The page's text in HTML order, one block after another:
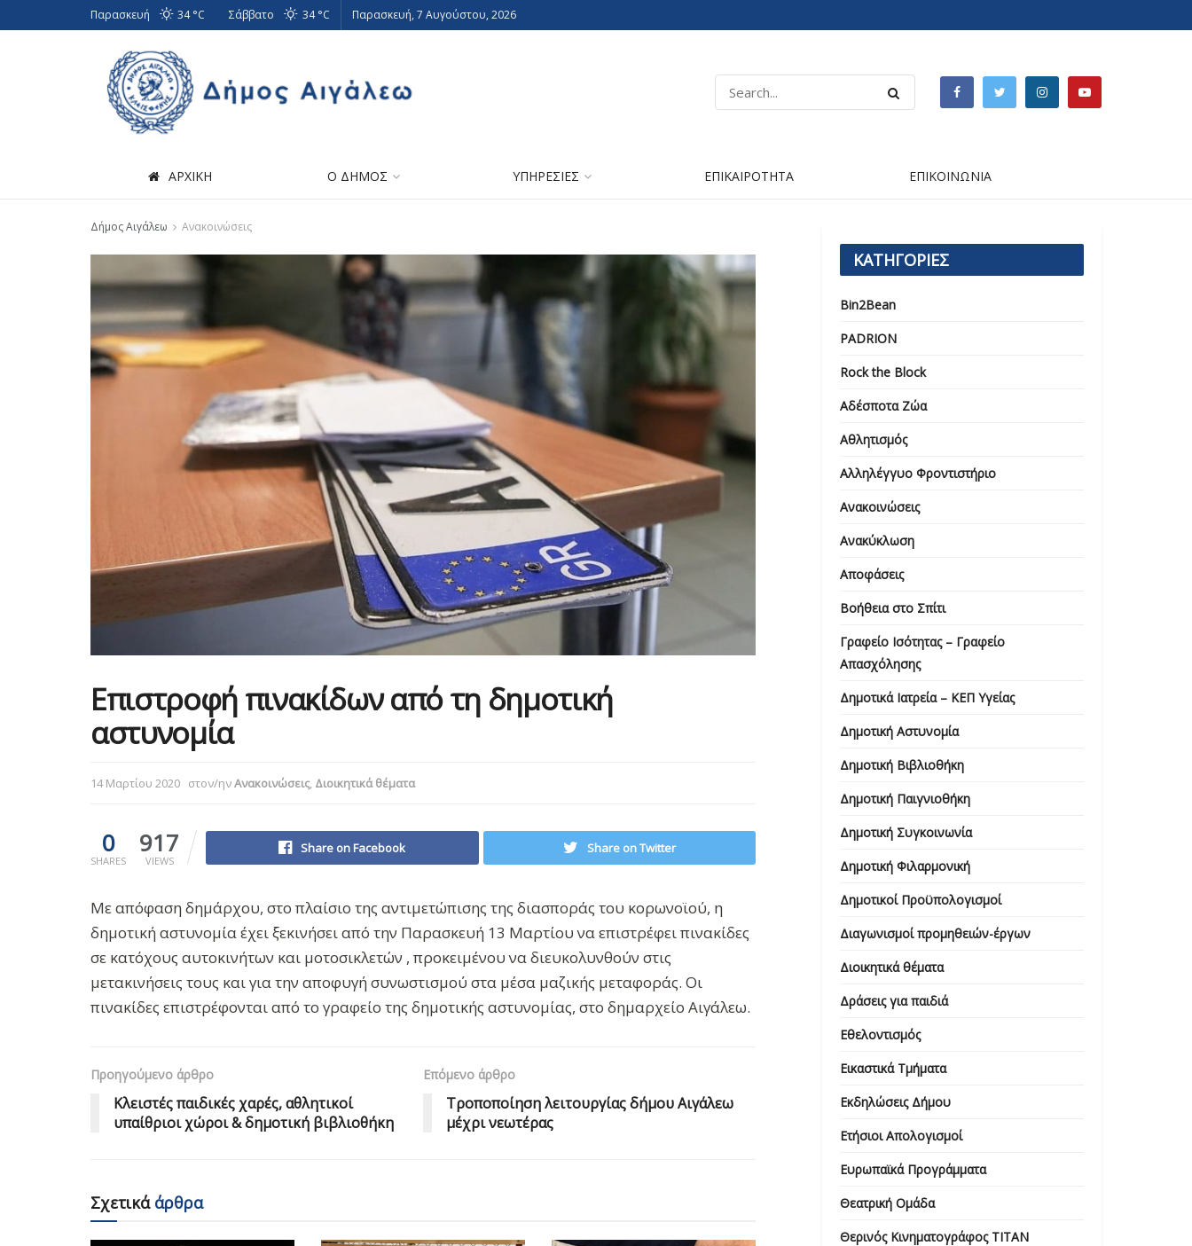
Παρασκευή 34 °C Σάββατο 34 °C Παρασκευή, 7 Αυγούστου, 2026
ΑΡΧΙΚΗ Ο ΔΗΜΟΣ ΥΠΗΡΕΣΙΕΣ ΕΠΙΚΑΙΡΟΤΗΤΑ ΕΠΙΚΟΙΝΩΝΙΑ
Δήμος Αιγάλεω Ανακοινώσεις
Επιστροφή πινακίδων από τη δημοτική
αστυνομία
14 Μαρτίου 2020 στον/ηνΑνακοινώσεις, Διοικητικά θέματα
0
SHARES
917
VIEWS
Share on Facebook Share on Twitter
Με απόφαση δημάρχου, στο πλαίσιο της αντιμετώπισης της διασποράς του κορωνοϊού, η
δημοτική αστυνομία έχει ξεκινήσει από την Παρασκευή 13 Μαρτίου να επιστρέφει πινακίδες
σε κατόχους αυτοκινήτων και μοτοσικλετών , προκειμένου να διευκολυνθούν στις
μετακινήσεις τους και για την αποφυγή συνωστισμού στα μέσα μαζικής μεταφοράς. Οι
πινακίδες επιστρέφονται από το γραφείο της δημοτικής αστυνομίας, στο δημαρχείο Αιγάλεω.
Προηγούμενο άρθρο
Κλειστές παιδικές χαρές, αθλητικοί
υπαίθριοι χώροι & δημοτική βιβλιοθήκη
Επόμενο άρθρο
Τροποποίηση λειτουργίας δήμου Αιγάλεω
μέχρι νεωτέρας
Σχετικάάρθρα
ΚΑΤΗΓΟΡΙΕΣ
Bin2Bean
PADRION
Rock the Block
Αδέσποτα Ζώα
Αθλητισμός
Αλληλέγγυο Φροντιστήριο
Ανακοινώσεις
Ανακύκλωση
Αποφάσεις
Βοήθεια στο Σπίτι
Γραφείο Ισότητας – Γραφείο
Απασχόλησης
Δημοτικά Ιατρεία – ΚΕΠ Υγείας
Δημοτική Αστυνομία
Δημοτική Βιβλιοθήκη
Δημοτική Παιγνιοθήκη
Δημοτική Συγκοινωνία
Δημοτική Φιλαρμονική
Δημοτικοί Προϋπολογισμοί
Διαγωνισμοί προμηθειών-έργων
Διοικητικά θέματα
Δράσεις για παιδιά
Εθελοντισμός
Εικαστικά Τμήματα
Εκδηλώσεις Δήμου
Ετήσιοι Απολογισμοί
Ευρωπαϊκά Προγράμματα
Θεατρική Ομάδα
Θερινός Κινηματογράφος ΤΙΤΑΝ